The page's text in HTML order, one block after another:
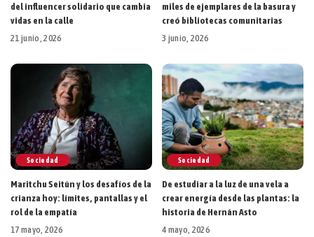
del influencer solidario que cambia
vidas en la calle
21 junio, 2026
miles de ejemplares de la basura y
creó bibliotecas comunitarias
3 junio, 2026
Sociedad
Maritchu Seitún y los desafíos de la
crianza hoy: límites, pantallas y el
rol de la empatía
17 mayo, 2026
Sociedad
De estudiar a la luz de una vela a
crear energía desde las plantas: la
historia de Hernán Asto
4 mayo, 2026